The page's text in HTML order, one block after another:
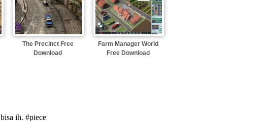
The Precinct Free
Download
Farm Manager World
Free Download